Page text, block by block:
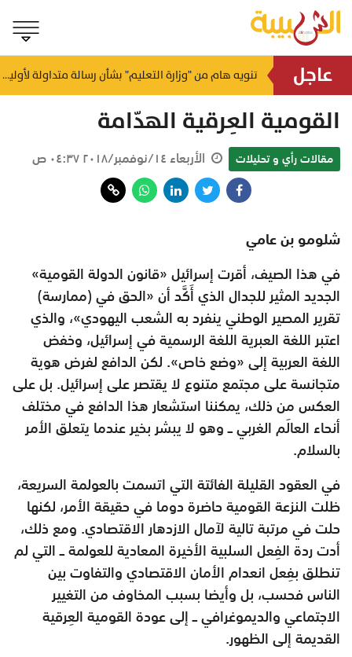
عاجل منذ ساعة تنويه هام من "وزارة التعليم" بشأن رسالة متداولة لأولياء الأمور
القومية العِرقية الهدّامة
مقالات رأي و تحليلات الأربعاء ١٤/نوفمبر/٢٠١٨ ٠٤:٣٧ ص
شلومو بن عامي
في هذا الصيف، أقرت إسرائيل «قانون الدولة القومية»
الجديد المثير للجدال الذي أَكَّد أن «الحق في (ممارسة)
تقرير المصير الوطني ينفرد به الشعب اليهودي»، والذي
اعتبر اللغة العبرية اللغة الرسمية في إسرائيل، وخفض
اللغة العربية إلى «وضع خاص». لكن الدافع لفرض هوية
متجانسة على مجتمع متنوع لا يقتصر على إسرائيل. بل على
العكس من ذلك، يمكننا استشعار هذا الدافع في مختلف
أنحاء العالَم الغربي ــ وهو لا يبشر بخير عندما يتعلق الأمر
بالسلام.
في العقود القليلة الفائتة التي اتسمت بالعولمة السريعة،
ظلت النزعة القومية حاضرة دوما في حقيقة الأمر، لكنها
حلت في مرتبة تالية لآمال الازدهار الاقتصادي. ومع ذلك،
أدت ردة الفِعل السلبية الأخيرة المعادية للعولمة ــ التي لم
تنطلق بفِعل انعدام الأمان الاقتصادي والتفاوت بين
الناس فحسب، بل وأيضا بسبب المخاوف من التغيير
الاجتماعي والديموغرافي ــ إلى عودة القومية العِرقية
القديمة إلى الظهور.